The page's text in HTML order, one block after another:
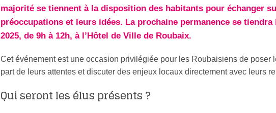
majorité se tiennent à la disposition des habitants pour échanger
préoccupations et leurs idées. La prochaine permanence se tiendra
2025, de 9h à 12h, à l’Hôtel de Ville de Roubaix.
Cet événement est une occasion privilégiée pour les Roubaisiens de poser
part de leurs attentes et discuter des enjeux locaux directement avec leurs
Qui seront les élus présents ?